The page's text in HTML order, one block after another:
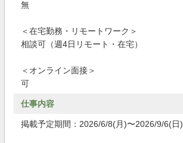
無
＜在宅勤務・リモートワーク＞
相談可（週4日リモート・在宅）
＜オンライン面接＞
可
仕事内容
掲載予定期間：2026/6/8(月)〜2026/9/6(日)